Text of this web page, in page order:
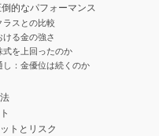
的なパフォーマンス
ラスとの比較
ける金の強さ
式を上回ったのか
し：金優位は続くのか
トとリスク